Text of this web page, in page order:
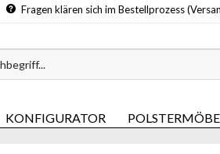
Fragen klären sich im Bestellprozess
KONFIGURATOR